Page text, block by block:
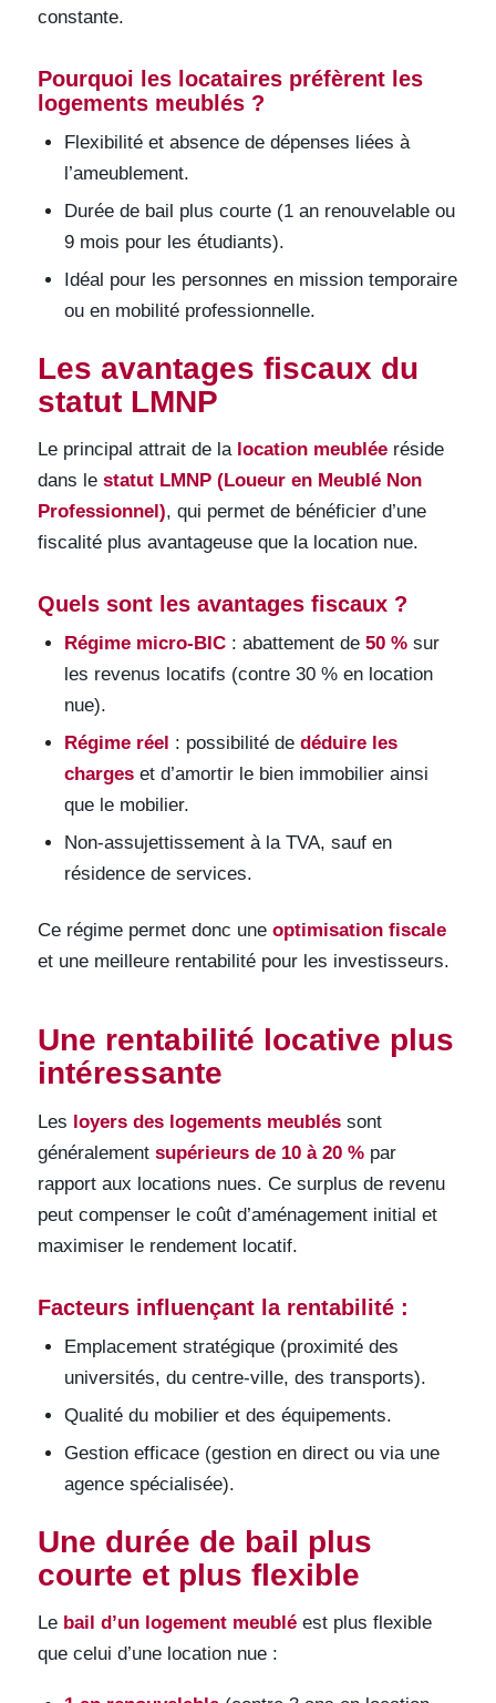
constante.
Pourquoi les locataires préfèrent les
logements meublés ?
Flexibilité et absence de dépenses liées à
l’ameublement.
Durée de bail plus courte (1 an renouvelable ou
9 mois pour les étudiants).
Idéal pour les personnes en mission temporaire
ou en mobilité professionnelle.
Les avantages fiscaux du
statut LMNP
Le principal attrait de la location meubléeréside
dans le statut LMNP (Loueur en Meublé Non
Professionnel), qui permet de bénéficier d’une
fiscalité plus avantageuse que la location nue.
Quels sont les avantages fiscaux ?
Régime micro-BIC: abattement de 50 %sur
les revenus locatifs (contre 30 % en location
nue).
Régime réel : possibilité de déduire les
chargeset d’amortir le bien immobilier ainsi
que le mobilier.
Non-assujettissement à la TVA, sauf en
résidence de services.
Ce régime permet donc une optimisation fiscale
et une meilleure rentabilité pour les investisseurs.
Une rentabilité locative plus
intéressante
Les loyers des logements meubléssont
généralement supérieurs de 10 à 20 %par
rapport aux locations nues. Ce surplus de revenu
peut compenser le coût d’aménagement initial et
maximiser le rendement locatif.
Facteurs influençant la rentabilité :
Emplacement stratégique (proximité des
universités, du centre-ville, des transports).
Qualité du mobilier et des équipements.
Gestion efficace (gestion en direct ou via une
agence spécialisée).
Une durée de bail plus
courte et plus flexible
Le bail d’un logement meubléest plus flexible
que celui d’une location nue :